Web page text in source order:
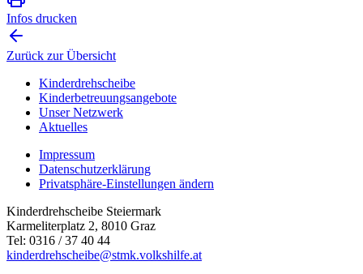
Infos drucken
Zurück zur Übersicht
Kinderdrehscheibe
Kinderbetreuungs­angebote
Unser Netzwerk
Aktuelles
Impressum
Datenschutzerklärung
Privatsphäre-Einstellungen ändern
Kinderdrehscheibe Steiermark
Karmeliterplatz 2, 8010 Graz
Tel: 0316 / 37 40 44
kinderdrehscheibe@stmk.volkshilfe.at